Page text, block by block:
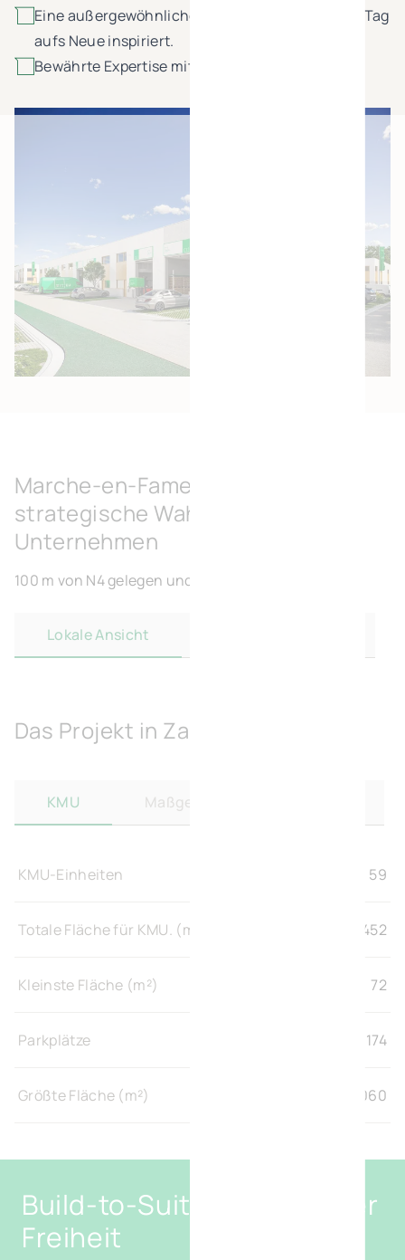
Eine außergewöhnliche Bauweise, die Sie jeden Tag
aufs Neue inspiriert.
Bewährte Expertise mit 25 Jahren Know-how.
Marche-en-Famennee: eine
strategische Wahl für Ihr
Unternehmen
100 m von N4 gelegen und 48 km von Namur.
Lokale Ansicht
Das Projekt in Zahlen
KMU Maßgeschneiderte Lösungen
KMU-Einheiten 59
Totale Fläche für KMU. (m²) 11.452
Kleinste Fläche (m²) 72
Parkplätze 174
Größte Fläche (m²) 3.060
Build-to-Suit mit maximaler
Freiheit